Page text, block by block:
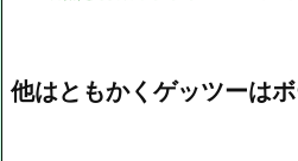
他はともかくゲッツーは